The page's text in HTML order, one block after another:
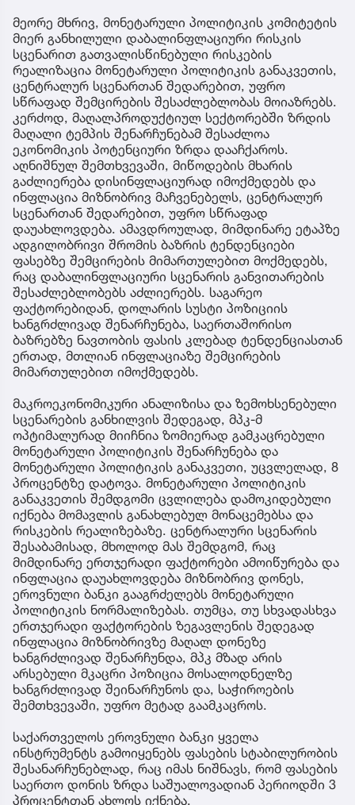
მეორე მხრივ, მონეტარული პოლიტიკის კომიტეტის
მიერ განხილული დაბალინფლაციური რისკის
სცენარით გათვალისწინებული რისკების
რეალიზაცია მონეტარული პოლიტიკის განაკვეთის,
ცენტრალურ სცენართან შედარებით, უფრო
სწრაფად შემცირების შესაძლებლობას მოიაზრებს.
კერძოდ, მაღალპროდუქტიულ სექტორებში ზრდის
მაღალი ტემპის შენარჩუნებამ შესაძლოა
ეკონომიკის პოტენციური ზრდა დააჩქაროს.
აღნიშნულ შემთხვევაში, მიწოდების მხარის
გაძლიერება დისინფლაციურად იმოქმედებს და
ინფლაცია მიზნობრივ მაჩვენებელს, ცენტრალურ
სცენართან შედარებით, უფრო სწრაფად
დაუახლოვდება. ამავდროულად, მიმდინარე ეტაპზე
ადგილობრივი შრომის ბაზრის ტენდენციები
ფასებზე შემცირების მიმართულებით მოქმედებს,
რაც დაბალინფლაციური სცენარის განვითარების
შესაძლებლობებს აძლიერებს. საგარეო
ფაქტორებიდან, დოლარის სუსტი პოზიციის
ხანგრძლივად შენარჩუნება, საერთაშორისო
ბაზრებზე ნავთობის ფასის კლებად ტენდენციასთან
ერთად, მთლიან ინფლაციაზე შემცირების
მიმართულებით იმოქმედებს.
მაკროეკონომიკური ანალიზისა და ზემოხსენებული
სცენარების განხილვის შედეგად, მპკ-მ
ოპტიმალურად მიიჩნია ზომიერად გამკაცრებული
მონეტარული პოლიტიკის შენარჩუნება და
მონეტარული პოლიტიკის განაკვეთი, უცვლელად, 8
პროცენტზე დატოვა. მონეტარული პოლიტიკის
განაკვეთის შემდგომი ცვლილება დამოკიდებული
იქნება მომავლის განახლებულ მონაცემებსა და
რისკების რეალიზებაზე. ცენტრალური სცენარის
შესაბამისად, მხოლოდ მას შემდგომ, რაც
მიმდინარე ერთჯერადი ფაქტორები ამოიწურება და
ინფლაცია დაუახლოვდება მიზნობრივ დონეს,
ეროვნული ბანკი გააგრძელებს მონეტარული
პოლიტიკის ნორმალიზებას. თუმცა, თუ სხვადასხვა
ერთჯერადი ფაქტორების ზეგავლენის შედეგად
ინფლაცია მიზნობრივზე მაღალ დონეზე
ხანგრძლივად შენარჩუნდა, მპკ მზად არის
არსებული მკაცრი პოზიცია მოსალოდნელზე
ხანგრძლივად შეინარჩუნოს და, საჭიროების
შემთხვევაში, უფრო მეტად გაამკაცროს.
საქართველოს ეროვნული ბანკი ყველა
ინსტრუმენტს გამოიყენებს ფასების სტაბილურობის
შესანარჩუნებლად, რაც იმას ნიშნავს, რომ ფასების
საერთო დონის ზრდა საშუალოვადიან პერიოდში 3
პროცენტთან ახლოს იქნება.